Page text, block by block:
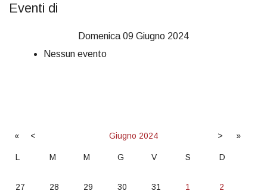
Eventi di
Domenica 09 Giugno 2024
Nessun evento
« < Giugno 2024 > »
L M M G V S D
27 28 29 30 31 1 2